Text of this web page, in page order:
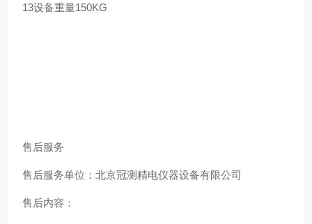
13设备重量150KG
售后服务
售后服务单位：北京冠测精电仪器设备有限公司
售后内容：